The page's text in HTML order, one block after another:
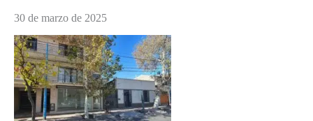
30 de marzo de 2025